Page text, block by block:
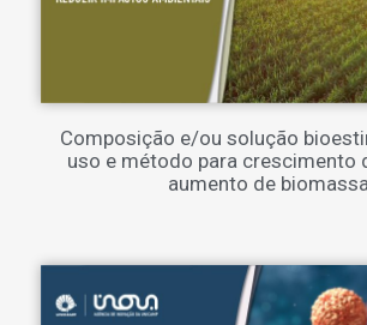
Composição e/ou solução
uso e método para crescimento
aumento de biomassa